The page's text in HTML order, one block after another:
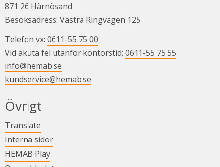
871 26 Härnösand
Besöksadress: Västra Ringvägen 125
Telefon vx: 0611-55 75 00
Vid akuta fel utanför kontorstid: 0611-55 75 55
info@hemab.se
kundservice@hemab.se
Övrigt
Translate
Interna sidorLänk till annan webbplats.
HEMAB PlayLänk till annan webbplats.